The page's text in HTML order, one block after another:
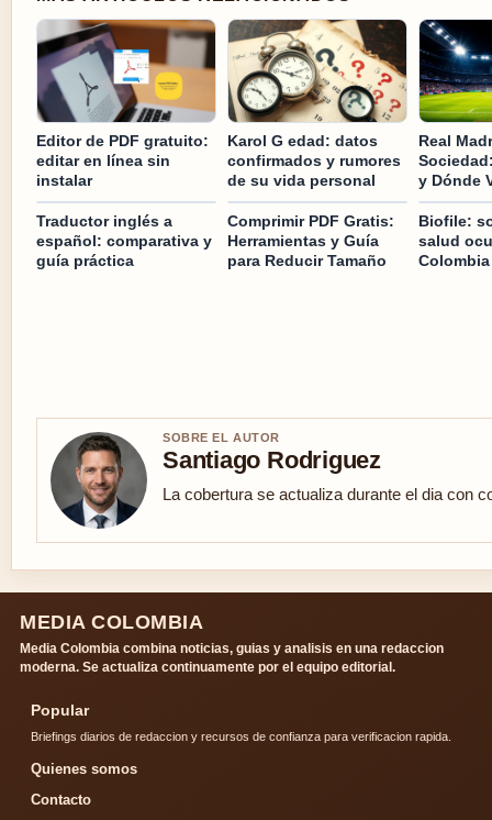
Editor de PDF gratuito:
editar en línea sin
instalar
Karol G edad: datos
confirmados y rumores
de su vida personal
Real
y Dónde
Traductor inglés a
español: comparativa y
guía práctica
Comprimir PDF Gratis:
Herramientas y Guía
para Reducir Tamaño
Biofile:
salud
Colombia
SOBRE EL AUTOR
Santiago Rodriguez
La cobertura se actualiza durante el dia con
MEDIA COLOMBIA
Media Colombia combina noticias, guias y analisis en una redaccion
moderna. Se actualiza continuamente por el equipo editorial.
Popular
Briefings diarios de redaccion y recursos de confianza para verificacion rapida.
Quienes somos
Contacto